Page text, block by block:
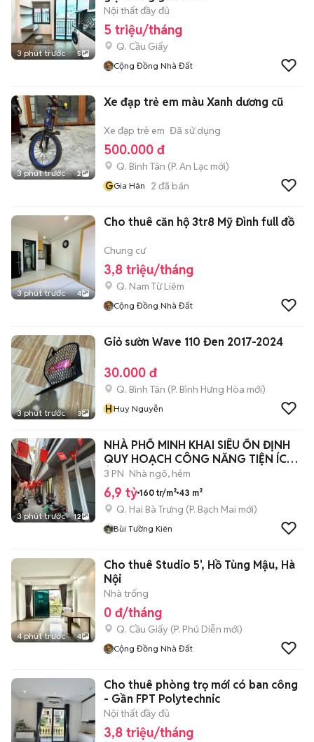
3 phút trước 5
Nội thất đầy đủ
5 triệu/tháng
Q. Cầu Giấy
Cộng Đồng Nhà Đất
3 phút trước 2
Xe đạp trẻ em màu Xanh dương cũ
Xe đạp trẻ em Đã sử dụng
500.000 đ
Q. Bình Tân (P. An Lạc mới)
GGia Hân 2 đã bán
3 phút trước 4
Cho thuê căn hộ 3tr8 Mỹ Đình full đồ
Chung cư
3,8 triệu/tháng
Q. Nam Từ Liêm
Cộng Đồng Nhà Đất
3 phút trước 3
Giỏ sườn Wave 110 Đen 2017-2024
30.000 đ
Q. Bình Tân (P. Bình Hưng Hòa mới)
HHuy Nguyễn
3 phút trước 12
NHÀ PHỐ MINH KHAI SIÊU ỔN ĐỊNH
QUY HOẠCH CÔNG NĂNG TIỆN ÍCH
Ở NGAY.
3 PN Nhà ngõ, hẻm
6,9 tỷ 160 tr/m² 43 m²
Q. Hai Bà Trưng (P. Bạch Mai mới)
Bùi Tường Kiên
4 phút trước 4
Cho thuê Studio 5', Hồ Tùng Mậu, Hà
Nội
Nhà trống
0 đ/tháng
Q. Cầu Giấy (P. Phú Diễn mới)
Cộng Đồng Nhà Đất
Cho thuê phòng trọ mới có ban công
- Gần FPT Polytechnic
Nội thất đầy đủ
3,8 triệu/tháng